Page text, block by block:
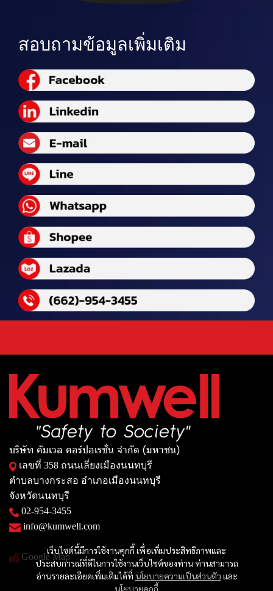
สอบถามข้อมูลเพิ่มเติม
เว็บไซต์นี้มีการใช้งานคุกกี้ เพื่อเพิ่มประสิทธิภาพและ
ประสบการณ์ที่ดีในการใช้งานเว็บไซต์ของท่าน ท่านสามารถ
อ่านรายละเอียดเพิ่มเติมได้ที่ นโยบายความเป็นส่วนตัว และ
นโยบายคุกกี้
บริษัท คัมเวล คอร์ปอเรชั่น จำกัด (มหาชน)
เลขที่ 358 ถนนเลี่ยงเมืองนนทบุรี
ตำบลบางกระสอ อำเภอเมืองนนทบุรี
จังหวัดนนทบุรี
02-954-3455
info@kumwell.com
Google Map